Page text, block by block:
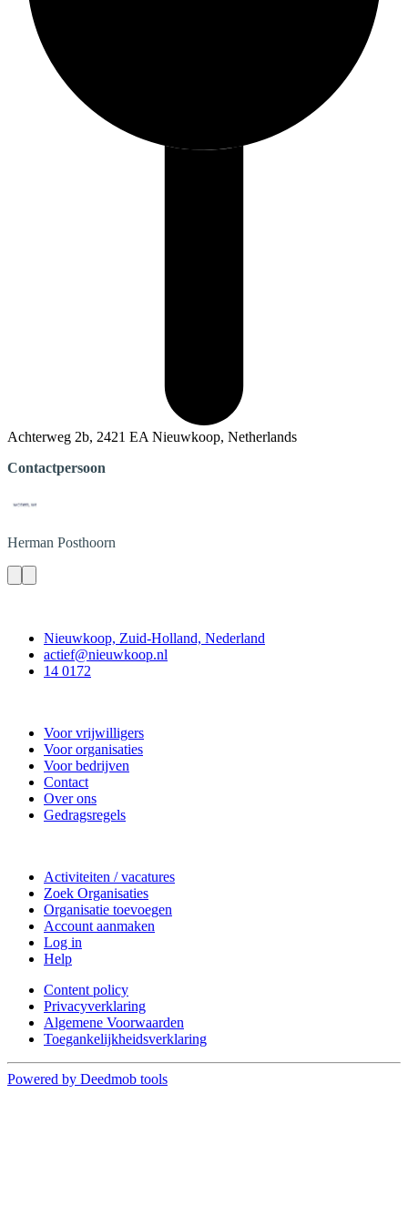
Achterweg 2b, 2421 EA Nieuwkoop, Netherlands
Contactpersoon
Herman Posthoorn
Nieuwkoop, Zuid-Holland, Nederland
actief@nieuwkoop.nl
14 0172
Voor vrijwilligers
Voor organisaties
Voor bedrijven
Contact
Over ons
Gedragsregels
Activiteiten / vacatures
Zoek Organisaties
Organisatie toevoegen
Account aanmaken
Log in
Help
Content policy
Privacyverklaring
Algemene Voorwaarden
Toegankelijkheidsverklaring
Powered by Deedmob tools